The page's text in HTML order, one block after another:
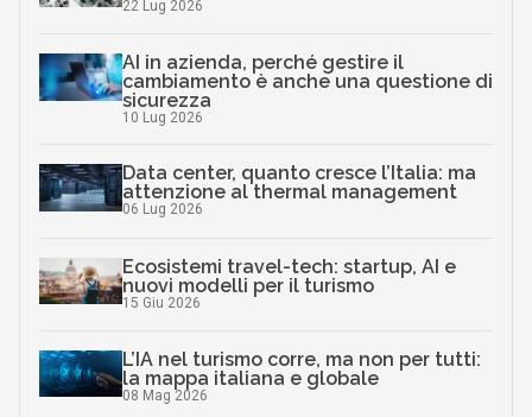
22 Lug 2026
AI in azienda, perché gestire il
cambiamento è anche una questione di
sicurezza
10 Lug 2026
Data center, quanto cresce l’Italia: ma
attenzione al thermal management
06 Lug 2026
Ecosistemi travel-tech: startup, AI e
nuovi modelli per il turismo
15 Giu 2026
L’IA nel turismo corre, ma non per tutti:
la mappa italiana e globale
08 Mag 2026